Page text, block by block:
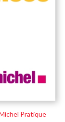
Pratique